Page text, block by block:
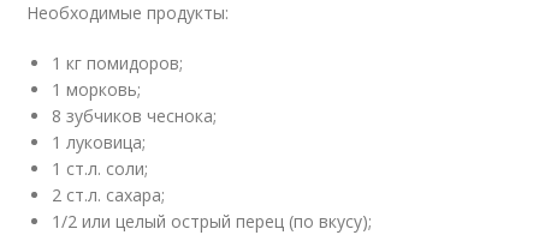
Необходимые продукты:
1 кг помидоров;
1 морковь;
8 зубчиков чеснока;
1 луковица;
1 ст.л. соли;
2 ст.л. сахара;
1/2 или целый острый перец (по вкусу);